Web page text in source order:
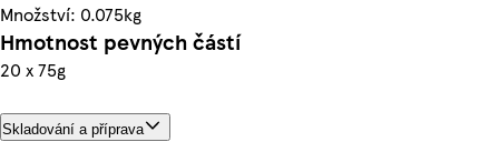
Množství: 0.075kg
Hmotnost pevných částí
20 x 75g
Skladování a příprava